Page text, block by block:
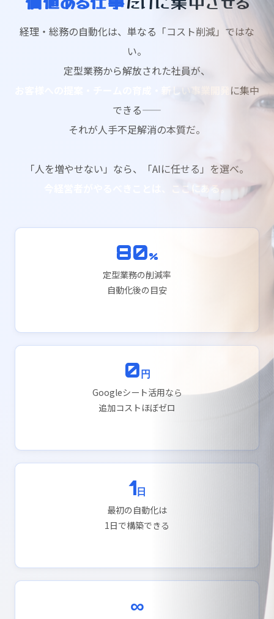
経理・総務の自動化は、単なる「コスト削減」ではな
い。
定型業務から解放された社員が、
お客様への提案・チームの育成・新しい事業開発 に集中
できる——
それが人手不足解消の本質だ。
「人を増やせない」なら、「AIに任せる」を選べ。
今経営者がやるべきことは、ここにある。
80%
定型業務の削減率
自動化後の目安
0 円
Googleシート活用なら
追加コストほぼゼロ
1日
最初の自動化は
1日で構築できる
∞